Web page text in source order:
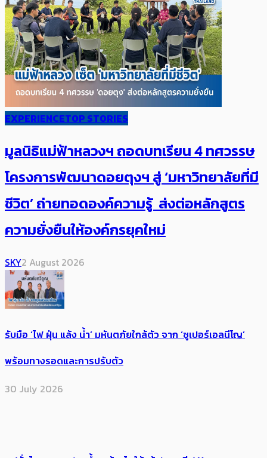
EXPERIENCETOP STORIES
มูลนิธิแม่ฟ้าหลวงฯ ถอดบทเรียน 4 ทศวรรษ
โครงการพัฒนาดอยตุงฯ สู่ ‘มหาวิทยาลัยที่มี
ชีวิต’ ถ่ายทอดองค์ความรู้ ส่งต่อหลักสูตร
ความยั่งยืนให้องค์กรยุคใหม่
SKY2 August 2026
รับมือ ‘ไฟ ฝุ่น แล้ง น้ำ’ มหันตภัยใกล้ตัว จาก ‘ซูเปอร์เอลนีโญ’
พร้อมทางรอดและการปรับตัว
30 July 2026